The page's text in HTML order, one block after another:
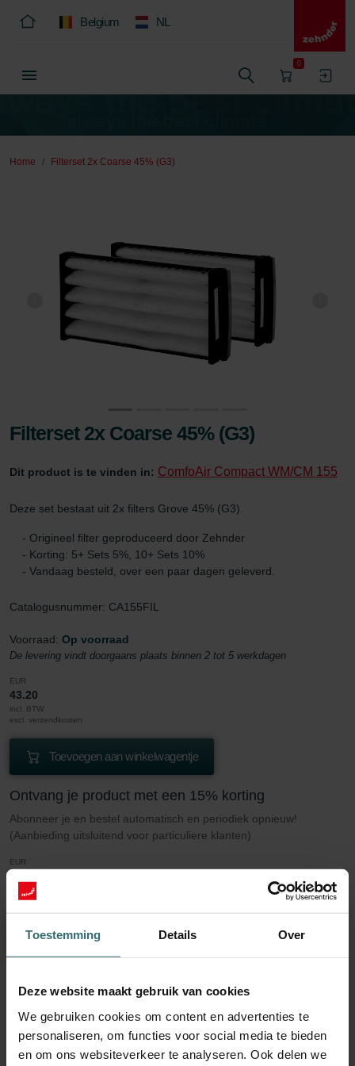
Toestemming Details Over
Deze website maakt gebruik van cookies
We gebruiken cookies om content en advertenties te
personaliseren, om functies voor social media te bieden
en om ons websiteverkeer te analyseren. Ook delen we
Belgium NL
0
Home Filterset 2x Coarse 45% (G3)
Filterset 2x Coarse 45% (G3)
Dit product is te vinden in: ComfoAir Compact WM/CM 155
Deze set bestaat uit 2x filters Grove 45% (G3).
- Origineel filter geproduceerd door Zehnder
- Korting: 5+ Sets 5%, 10+ Sets 10%
- Vandaag besteld, over een paar dagen geleverd.
Catalogusnummer: CA155FIL
Voorraad: Op voorraad
De levering vindt doorgaans plaats binnen 2 tot 5 werkdagen
EUR
43.20
incl. BTW
excl. verzendkosten
Toevoegen aan winkelwagentje
Ontvang je product met een 15% korting
Abonneer je en bestel automatisch en periodiek opnieuw!
(Aanbieding uitsluitend voor particuliere klanten)
EUR
incl. BTW
excl. verzendkosten
Inschrijven
Meer weten over onze Filterset 2x Coarse
45% (G3)